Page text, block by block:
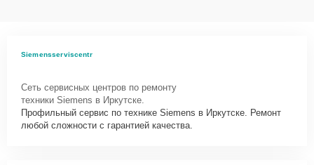
Siemensserviscentr
Сеть сервисных центров по ремонту
техники Siemens в Иркутске.
Профильный сервис по технике Siemens в Иркутске. Ремонт
любой сложности с гарантией качества.